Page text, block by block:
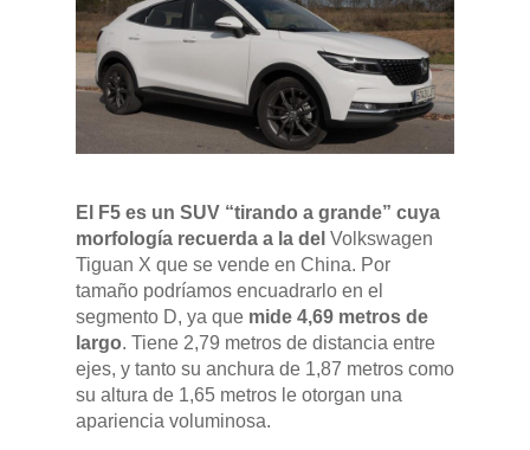
El F5 es un SUV “tirando a grande” cuya
morfología recuerda a la del Volkswagen
Tiguan X que se vende en China. Por
tamaño podríamos encuadrarlo en el
segmento D, ya que mide 4,69 metros de
largo. Tiene 2,79 metros de distancia entre
ejes, y tanto su anchura de 1,87 metros como
su altura de 1,65 metros le otorgan una
apariencia voluminosa.